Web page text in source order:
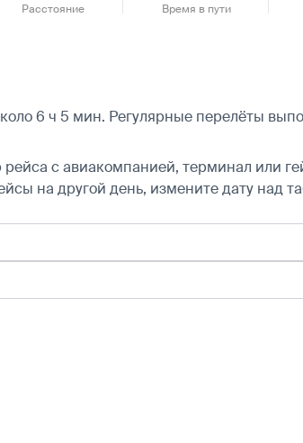
Расстояние Время в пути
6 ч 5 мин. Регулярные перелёты
с авиакомпанией, терминал или
на другой день, измените дату над